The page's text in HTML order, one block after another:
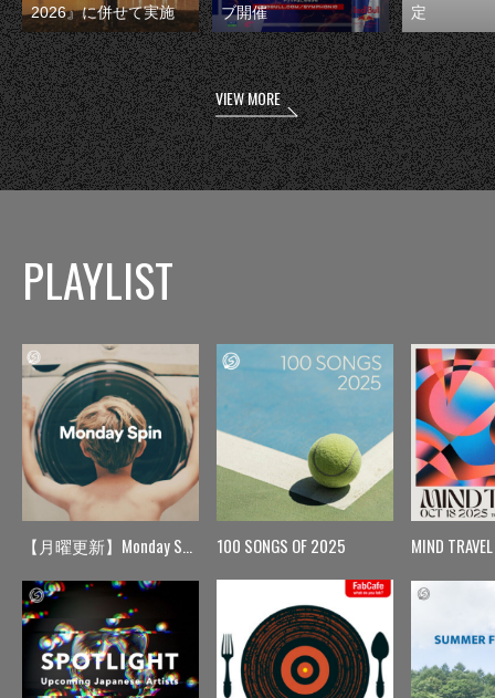
2026』に併せて実施
ブ開催
定
VIEW MORE
PLAYLIST
【月曜更新】Monday Spin 100 SONGS OF 2025 MIND TRAVEL